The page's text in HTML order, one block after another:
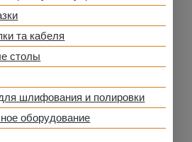
та кабеля
столы
шлифования и полировки
оборудование